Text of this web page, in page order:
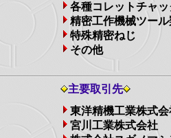
各種コレットチャッ
精密工作機械ツール
特殊精密ねじ
その他
主要取引先
東洋精機工業株式
宮川工業株式会社